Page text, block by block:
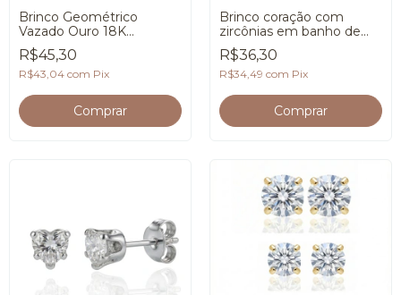
Brinco Geométrico
Vazado Ouro 18K
Feminino Elegante
R$45,30
R$43,04 com Pix
Brinco coração com
zircônias em banho de
Ouro 18K
R$36,30
R$34,49 com Pix